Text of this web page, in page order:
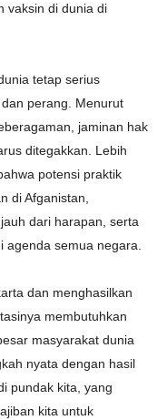
vaksin di dunia di
tetap serius
perang. Menurut
jaminan hak
ditegakkan. Lebih
potensi praktik
di Afganistan,
dari harapan, serta
agenda semua negara.
dan menghasilkan
membutuhkan
masyarakat dunia
nyata dengan hasil
pundak kita, yang
kita untuk